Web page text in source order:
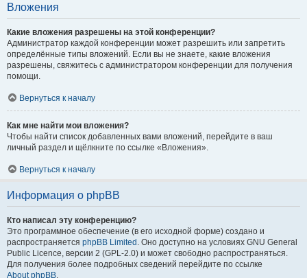
Вложения
Какие вложения разрешены на этой конференции?
Администратор каждой конференции может разрешить или запретить
определённые типы вложений. Если вы не знаете, какие вложения
разрешены, свяжитесь с администратором конференции для получения
помощи.
Вернуться к началу
Как мне найти мои вложения?
Чтобы найти список добавленных вами вложений, перейдите в ваш
личный раздел и щёлкните по ссылке «Вложения».
Вернуться к началу
Информация о phpBB
Кто написал эту конференцию?
Это программное обеспечение (в его исходной форме) создано и
распространяется phpBB Limited . Оно доступно на условиях GNU General
Public Licence, версии 2 (GPL-2.0) и может свободно распространяться.
Для получения более подробных сведений перейдите по ссылке
About phpBB.